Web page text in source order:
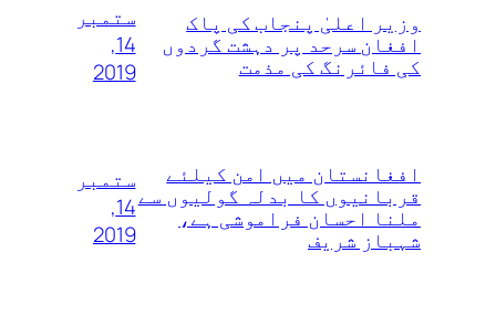
وزیر اعلیٰ پنجاب کی پاک
افغان سرحد پر دہشت گردوں
کی فائرنگ کی مذمت
ستمبر
14,
2019
افغانستان میں امن کیلئے
قربانیوں کا بدلہ گولیوں سے
ملنا احسان فراموشی ہے،
شہباز شریف
ستمبر
14,
2019